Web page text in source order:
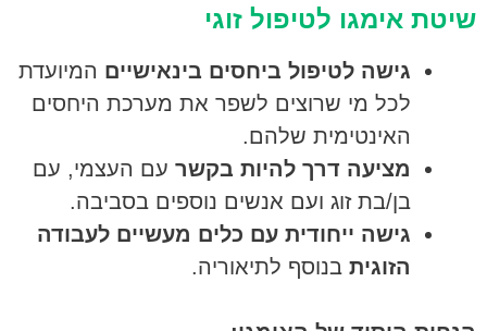
שיטת אימגו לטיפול זוגי
גישה לטיפול ביחסים בינאישיים המיועדת
לכל מי שרוצים לשפר את מערכת היחסים
האינטימית שלהם.
מציעה דרך להיות בקשר עם העצמי, עם
בן/בת זוג ועם אנשים נוספים בסביבה.
גישה ייחודית עם כלים מעשיים לעבודה
הזוגית בנוסף לתיאוריה.